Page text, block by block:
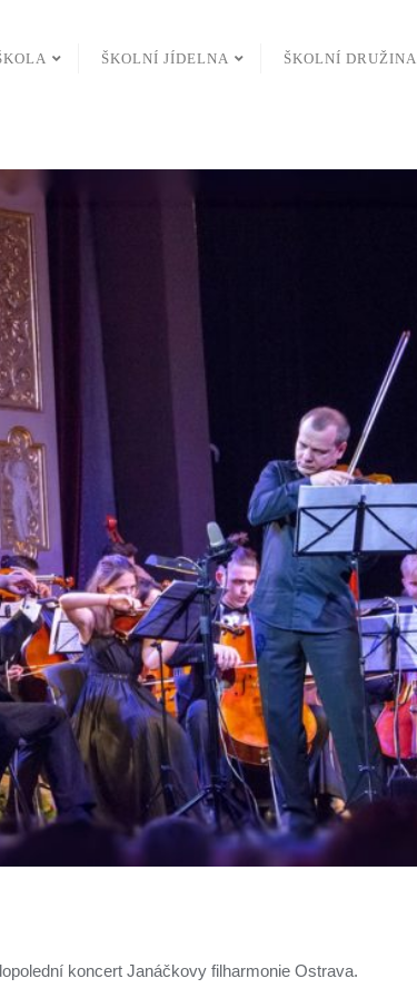
ŠKOLNÍ JÍDELNA ŠKOLNÍ DRUŽINA
koncert Janáčkovy filharmonie Ostrava.